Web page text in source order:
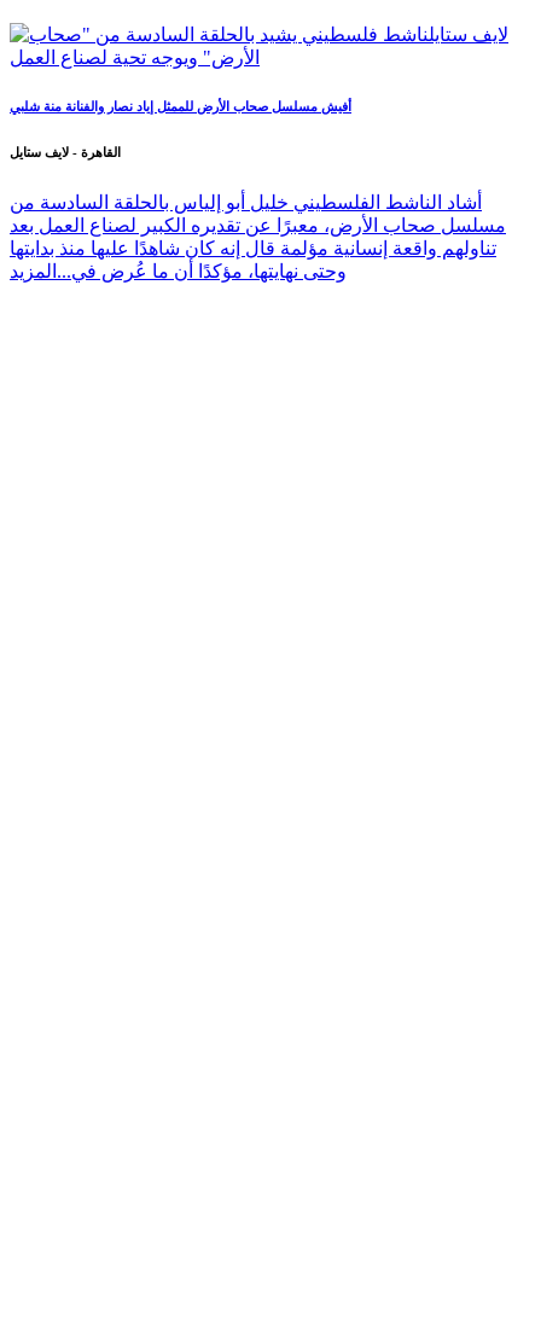
أفيش مسلسل صحاب الأرض للممثل إياد نصار والفنانة منة شلبي
القاهرة - لايف ستايل
أشاد الناشط الفلسطيني خليل أبو إلياس بالحلقة السادسة من
مسلسل صحاب الأرض، معبرًا عن تقديره الكبير لصناع العمل بعد
تناولهم واقعة إنسانية مؤلمة قال إنه كان شاهدًا عليها منذ بدايتها
وحتى نهايتها، مؤكدًا أن ما عُرض في... المزيد